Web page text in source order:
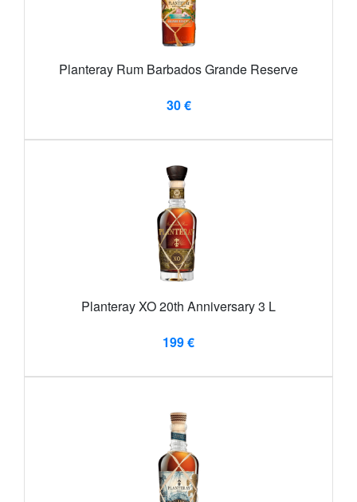
Planteray Rum Barbados Grande Reserve
30 €
Planteray XO 20th Anniversary 3 L
199 €